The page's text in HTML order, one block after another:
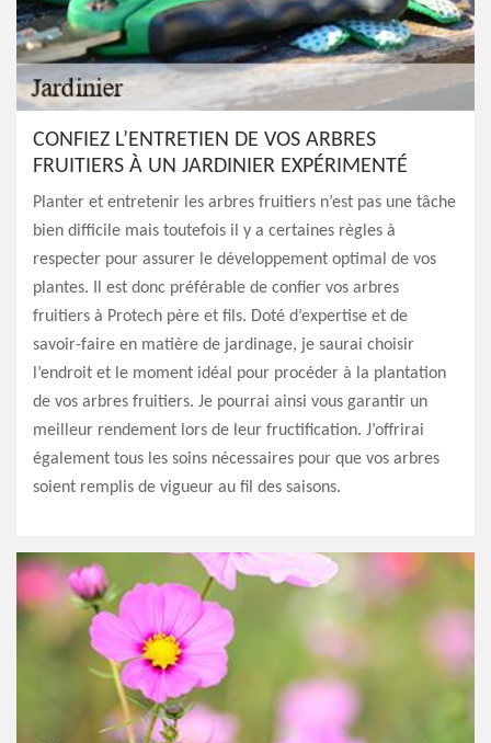
CONFIEZ L’ENTRETIEN DE VOS ARBRES
FRUITIERS À UN JARDINIER EXPÉRIMENTÉ
Planter et entretenir les arbres fruitiers n’est pas une tâche
bien difficile mais toutefois il y a certaines règles à
respecter pour assurer le développement optimal de vos
plantes. Il est donc préférable de confier vos arbres
fruitiers à Protech père et fils. Doté d’expertise et de
savoir-faire en matière de jardinage, je saurai choisir
l’endroit et le moment idéal pour procéder à la plantation
de vos arbres fruitiers. Je pourrai ainsi vous garantir un
meilleur rendement lors de leur fructification. J’offrirai
également tous les soins nécessaires pour que vos arbres
soient remplis de vigueur au fil des saisons.